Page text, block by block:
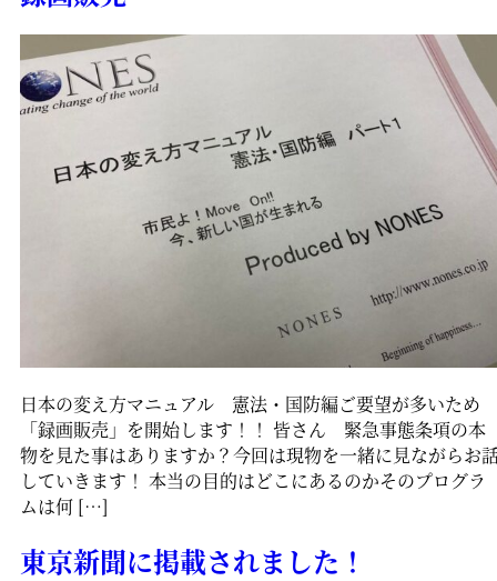
日本の変え方マニュアル 憲法・国防編ご要望が多いため
「録画販売」を開始します！！ 皆さん 緊急事態条項の本
物を見た事はありますか？今回は現物を一緒に見ながらお
していきます！ 本当の目的はどこにあるのかそのプログラ
ムは何 […]
東京新聞に掲載されました！